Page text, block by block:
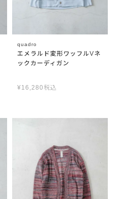
quadro
エメラルド変形ワッフルVネ
ックカーディガン
¥16,280 税込